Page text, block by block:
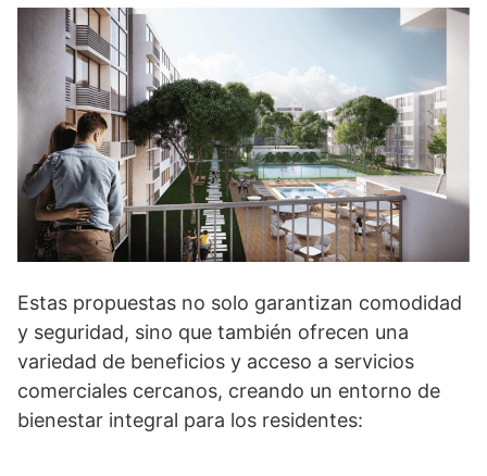
Estas propuestas no solo garantizan comodidad
y seguridad, sino que también ofrecen una
variedad de beneficios y acceso a servicios
comerciales cercanos, creando un entorno de
bienestar integral para los residentes: